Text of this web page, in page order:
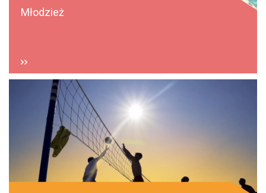
Młodzież